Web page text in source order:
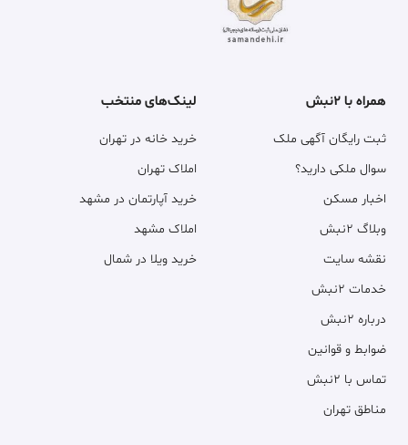
همراه با ۲نبش
ثبت رایگان آگهی ملک
سوال ملکی دارید؟
اخبار مسکن
وبلاگ ۲نبش
نقشه سایت
خدمات ۲نبش
درباره ۲نبش
ضوابط و قوانین
تماس با ۲نبش
مناطق تهران
لینک‌های منتخب
خرید خانه در تهران
املاک تهران
خرید آپارتمان در مشهد
املاک مشهد
خرید ویلا در شمال